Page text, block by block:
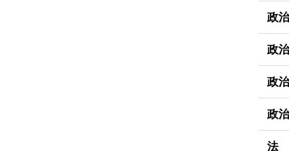
政
政
政
政
法